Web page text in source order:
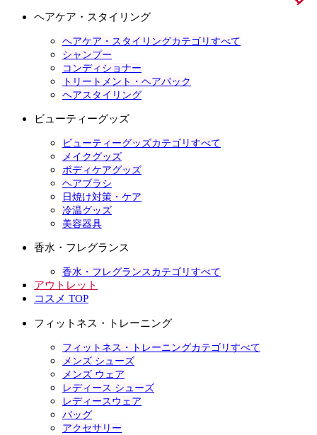
ヘアケア・スタイリング
ヘアケア・スタイリングカテゴリすべて
シャンプー
コンディショナー
トリートメント・ヘアパック
ヘアスタイリング
ビューティーグッズ
ビューティーグッズカテゴリすべて
メイクグッズ
ボディケアグッズ
ヘアブラシ
日焼け対策・ケア
冷温グッズ
美容器具
香水・フレグランス
香水・フレグランスカテゴリすべて
アウトレット
コスメ TOP
フィットネス・トレーニング
フィットネス・トレーニングカテゴリすべて
メンズ シューズ
メンズ ウェア
レディース シューズ
レディースウェア
バッグ
アクセサリー